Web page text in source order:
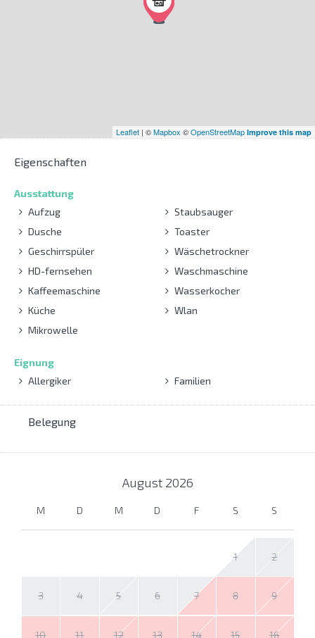
Leaflet | ©Mapbox ©OpenStreetMap Improve this map
Eigenschaften
Ausstattung
Aufzug
Dusche
Geschirrspüler
HD-fernsehen
Kaffeemaschine
Küche
Mikrowelle
Staubsauger
Toaster
Wäschetrockner
Waschmaschine
Wasserkocher
Wlan
Eignung
Allergiker
Familien
Belegung
August 2026
M D M D F S S
1 2
3 4 5 6 7 8 9
10 11 12 13 14 15 16